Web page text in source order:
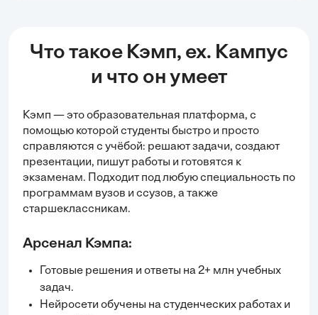
Что такое Кэмп, ex. Кампус
и что он умеет
Кэмп — это образовательная платформа, с
помощью которой студенты быстро и просто
справляются с учёбой: решают задачи, создают
презентации, пишут работы и готовятся к
экзаменам. Подходит под любую специальность по
программам вузов и ссузов, а также
старшеклассникам.
Арсенал Кэмпа:
Готовые решения и ответы на 2+ млн учебных
задач.
Нейросети обучены на студенческих работах и